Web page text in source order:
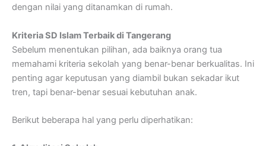
dengan nilai yang ditanamkan di rumah.
Kriteria SD Islam Terbaik di Tangerang
Sebelum menentukan pilihan, ada baiknya orang tua
memahami kriteria sekolah yang benar-benar berkualitas. Ini
penting agar keputusan yang diambil bukan sekadar ikut
tren, tapi benar-benar sesuai kebutuhan anak.
Berikut beberapa hal yang perlu diperhatikan: